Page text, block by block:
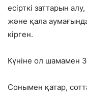
есірткі заттарын
және қала
кірген.
Күніне ол шамамен
Сонымен қатар,